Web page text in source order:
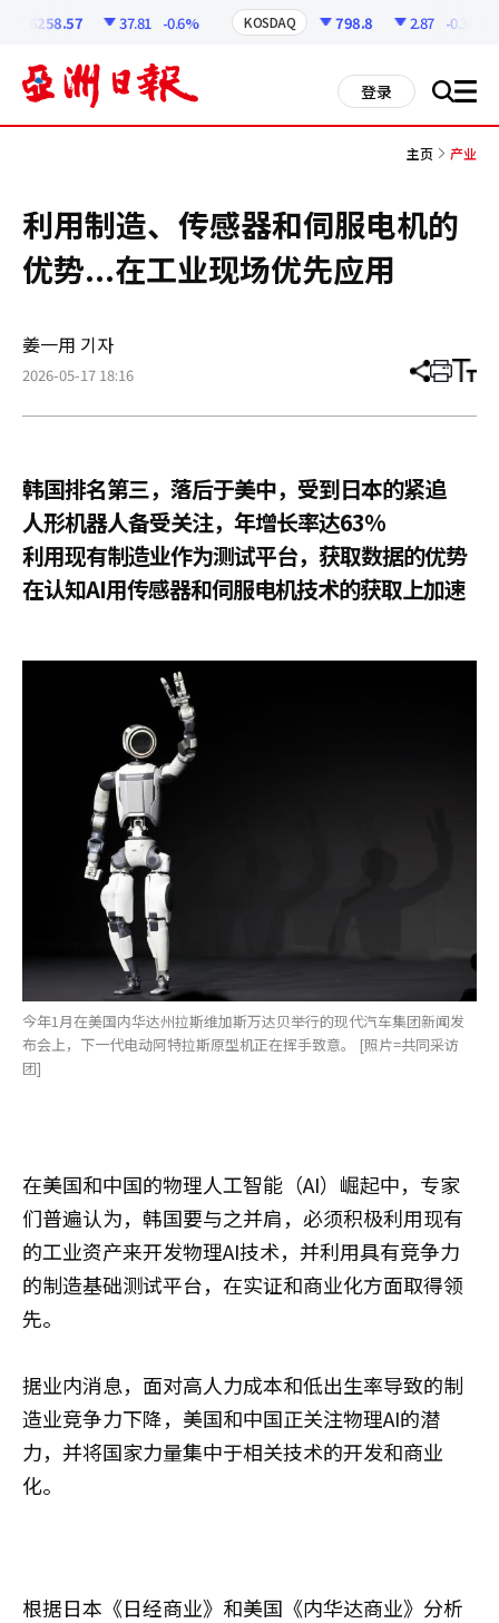
6258.57 37.81 -0.6% KOSDAQ 798.8 2.87 -0.36%
登录 搜 all
主页 产业
利用制造、传感器和伺服电机的
优势...在工业现场优先应用
姜一用 기자
2026-05-17 18:16 分
章
打 调
小
韩国排名第三，落后于美中，受到日本的紧追
人形机器人备受关注，年增长率达63%
利用现有制造业作为测试平台，获取数据的优势
在认知AI用传感器和伺服电机技术的获取上加速
今年1月在美国内华达州拉斯维加斯万达贝举行的现代汽车集团新闻发
布会上，下一代电动阿特拉斯原型机正在挥手致意。 [照片=共同采访
团]
在美国和中国的物理人工智能（AI）崛起中，专家
们普遍认为，韩国要与之并肩，必须积极利用现有
的工业资产来开发物理AI技术，并利用具有竞争力
的制造基础测试平台，在实证和商业化方面取得领
先。
据业内消息，面对高人力成本和低出生率导致的制
造业竞争力下降，美国和中国正关注物理AI的潜
力，并将国家力量集中于相关技术的开发和商业
化。
根据日本《日经商业》和美国《内华达商业》分析